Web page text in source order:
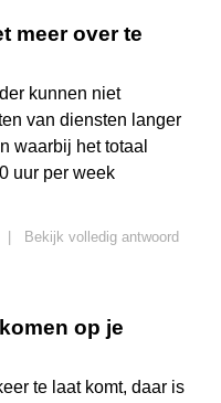
meer over te
kunnen niet
van diensten langer
waarbij het totaal
uur per week
Bekijk volledig antwoord
op je
te laat komt, daar is